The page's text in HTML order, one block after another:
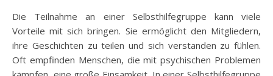
Die Teilnahme an einer Selbsthilfegruppe kann viele
Vorteile mit sich bringen. Sie ermöglicht den Mitgliedern,
ihre Geschichten zu teilen und sich verstanden zu fühlen.
Oft empfinden Menschen, die mit psychischen Problemen